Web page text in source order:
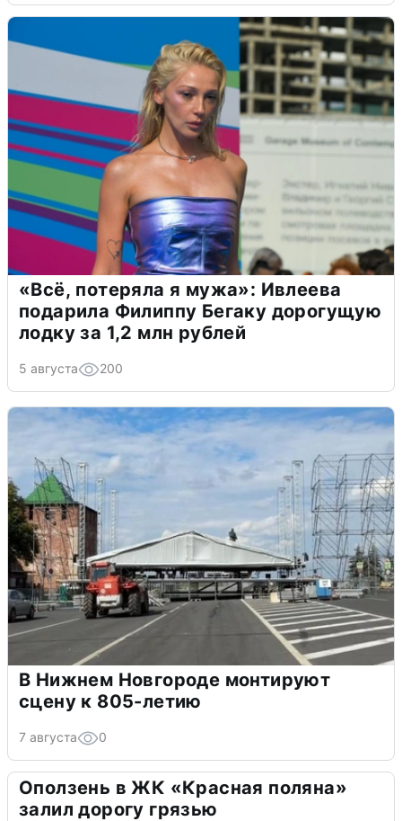
«Всё, потеряла я мужа»: Ивлеева
подарила Филиппу Бегаку дорогущую
лодку за 1,2 млн рублей
5 августа 200
В Нижнем Новгороде монтируют
сцену к 805-летию
7 августа 0
Оползень в ЖК «Красная поляна»
залил дорогу грязью